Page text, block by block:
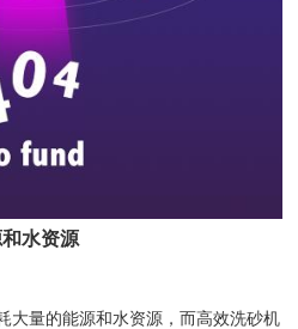
水资源
量的能源和水资源，而高效洗砂机